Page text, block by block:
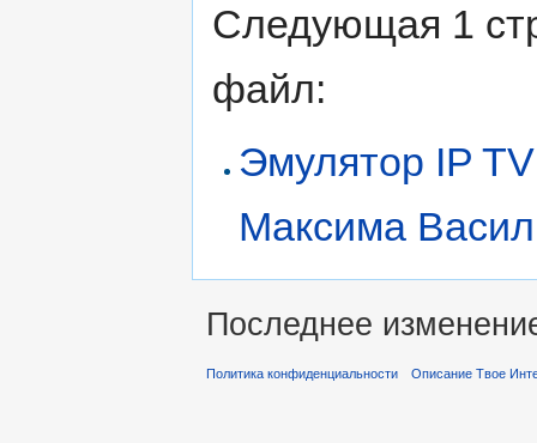
Следующая 1
файл:
Эмулятор IP
Максима
Последнее
Политика конфиденциальности Описание Твое